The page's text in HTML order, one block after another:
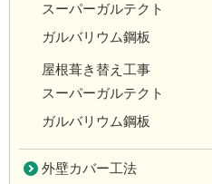
スーパーガルテクト
ガルバリウム鋼板
屋根葺き替え工事
スーパーガルテクト
ガルバリウム鋼板
外壁カバー工法